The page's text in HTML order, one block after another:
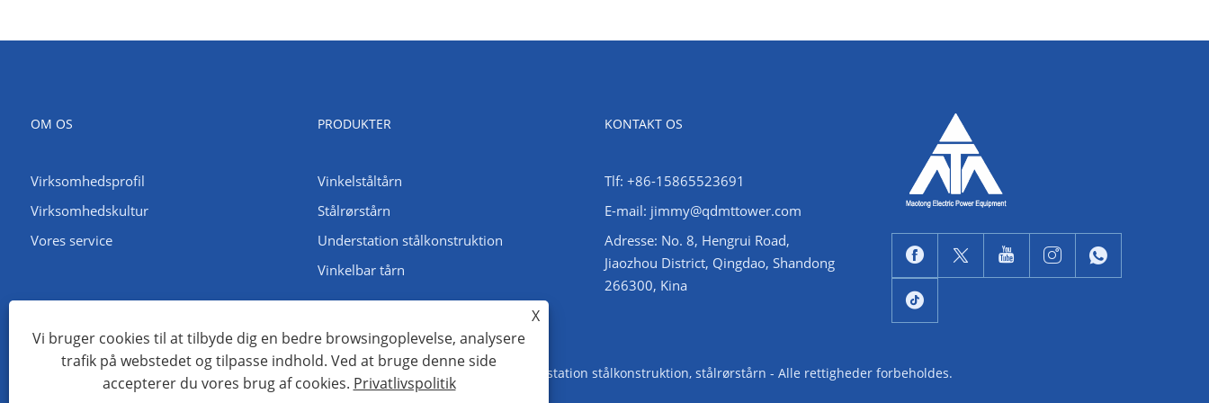
OM OS
Virksomhedsprofil
Virksomhedskultur
Vores service
PRODUKTER
Vinkelståltårn
Stålrørstårn
Understation stålkonstruktion
Vinkelbar tårn
KONTAKT OS
Tlf: +86-15865523691
E-mail: jimmy@qdmttower.com
Adresse: No. 8, Hengrui Road,
Jiaozhou District, Qingdao, Shandong
266300, Kina
Copyright © 2022 Qingdao Maotong Power Equipment Co., Ltd. - Vinkelståltårn, understation stålkonstruktion, stålrørstårn - Alle rettigheder forbeholdes.
X
Vi bruger cookies til at tilbyde dig en bedre browsingoplevelse, analysere
trafik på webstedet og tilpasse indhold. Ved at bruge denne side
accepterer du vores brug af cookies. Privatlivspolitik